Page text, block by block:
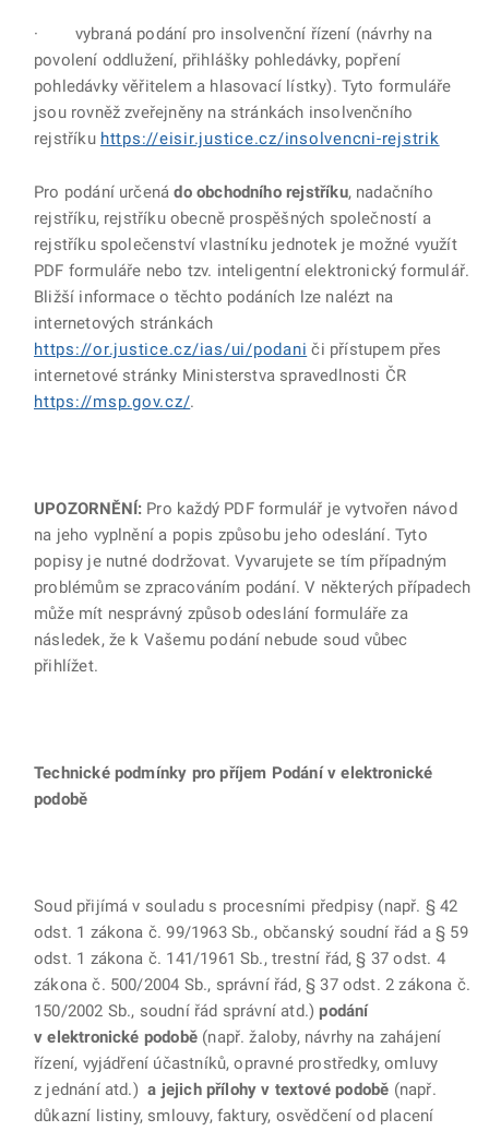
· vybraná podání pro insolvenční řízení (návrhy na
povolení oddlužení, přihlášky pohledávky, popření
pohledávky věřitelem a hlasovací lístky). Tyto formuláře
jsou rovněž zveřejněny na stránkách insolvenčního
rejstříku https://eisir.justice.cz/insolvencni-rejstrik
Pro podání určenádo obchodního rejstříku, nadačního
rejstříku, rejstříku obecně prospěšných společností a
rejstříku společenství vlastníku jednotek je možné využít
PDF formuláře nebo tzv. inteligentní elektronický formulář.
Bližší informace o těchto podáních lze nalézt na
internetových stránkách
https://or.justice.cz/ias/ui/podani či přístupem přes
internetové stránky Ministerstva spravedlnosti ČR
https://msp.gov.cz/.
UPOZORNĚNÍ: Pro každý PDF formulář je vytvořen návod
na jeho vyplnění a popis způsobu jeho odeslání. Tyto
popisy je nutné dodržovat. Vyvarujete se tím případným
problémům se zpracováním podání. V některých případech
může mít nesprávný způsob odeslání formuláře za
následek, že k Vašemu podání nebude soud vůbec
přihlížet.
Technické podmínky pro příjem Podání v elektronické
podobě
Soud přijímá v souladu s procesními předpisy (např. § 42
odst. 1 zákona č. 99/1963 Sb., občanský soudní řád a § 59
odst. 1 zákona č. 141/1961 Sb., trestní řád, § 37 odst. 4
zákona č. 500/2004 Sb., správní řád, § 37 odst. 2 zákona č.
150/2002 Sb., soudní řád správní atd.)podání
v elektronické podobě (např. žaloby, návrhy na zahájení
řízení, vyjádření účastníků, opravné prostředky, omluvy
z jednání atd.)a jejich přílohy v textové podobě (např.
důkazní listiny, smlouvy, faktury, osvědčení od placení